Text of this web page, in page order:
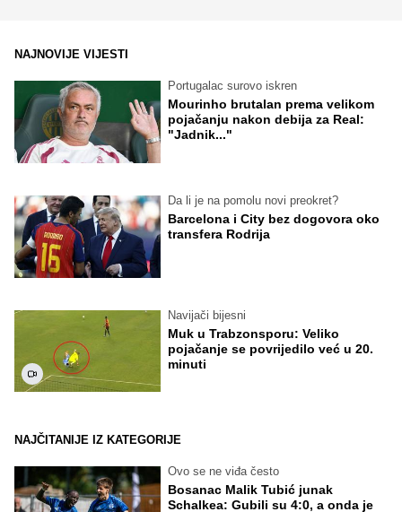
NAJNOVIJE VIJESTI
Portugalac surovo iskren
Mourinho brutalan prema velikom
pojačanju nakon debija za Real:
"Jadnik..."
Da li je na pomolu novi preokret?
Barcelona i City bez dogovora oko
transfera Rodrija
Navijači bijesni
Muk u Trabzonsporu: Veliko
pojačanje se povrijedilo već u 20.
minuti
NAJČITANIJE IZ KATEGORIJE
Ovo se ne viđa često
Bosanac Malik Tubić junak
Schalkea: Gubili su 4:0, a onda je